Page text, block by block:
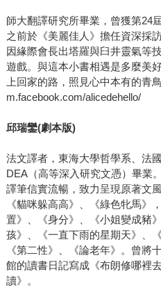
師大翻譯研究所畢業，曾獲第24
之前於《美麗佳人》擔任資深採
因緣際會長出塔羅與臼井靈氣等
遊戲。與這本小書相遇是多麼美
上回家的路，照見心中本有的青
m.facebook.com/alicedehello/
邱瑞鑾(劇本版)
法文譯者，東海大學哲學系、法
DEA（高等深入研究文憑）畢業
譯筆信實流暢，致力呈現原著文
《貓咪躲高高》、《綠色牝馬》
置》、《身分》、《小姐變成豬
孩》、《一直下雨的星期天》、
《第二性》、《論老年》。曾將
館的讀書日記寫成《布朗修哪裡
讀》。